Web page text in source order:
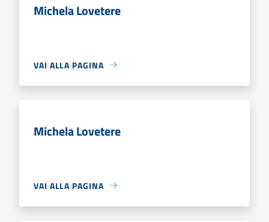
Michela Lovetere
VAI ALLA PAGINA
Michela Lovetere
VAI ALLA PAGINA